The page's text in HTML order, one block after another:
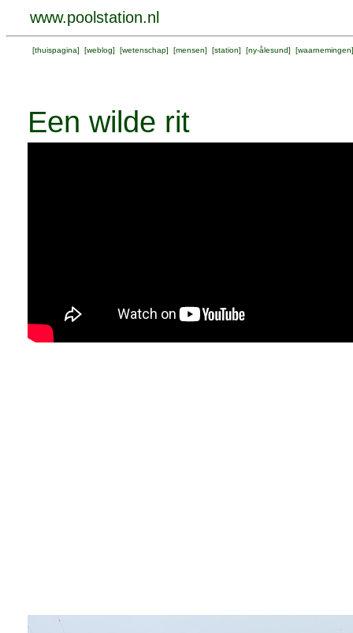
www.poolstation.nl
[thuispagina] [weblog] [wetenschap] [mensen] [station] [ny-ålesund] [waarnemingen
Een wilde rit